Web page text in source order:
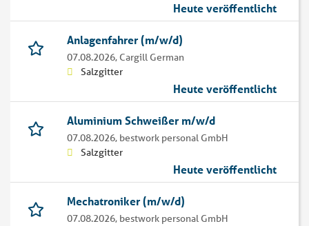
Heute veröffentlicht
Anlagenfahrer (m/w/d)
07.08.2026, Cargill German
Salzgitter
Heute veröffentlicht
Aluminium Schweißer m/w/d
07.08.2026, bestwork personal GmbH
Salzgitter
Heute veröffentlicht
Mechatroniker (m/w/d)
07.08.2026, bestwork personal GmbH